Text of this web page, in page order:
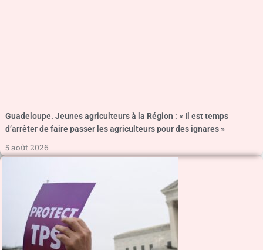
Guadeloupe. Jeunes agriculteurs à la Région : « Il est temps
d’arrêter de faire passer les agriculteurs pour des ignares »
5 août 2026